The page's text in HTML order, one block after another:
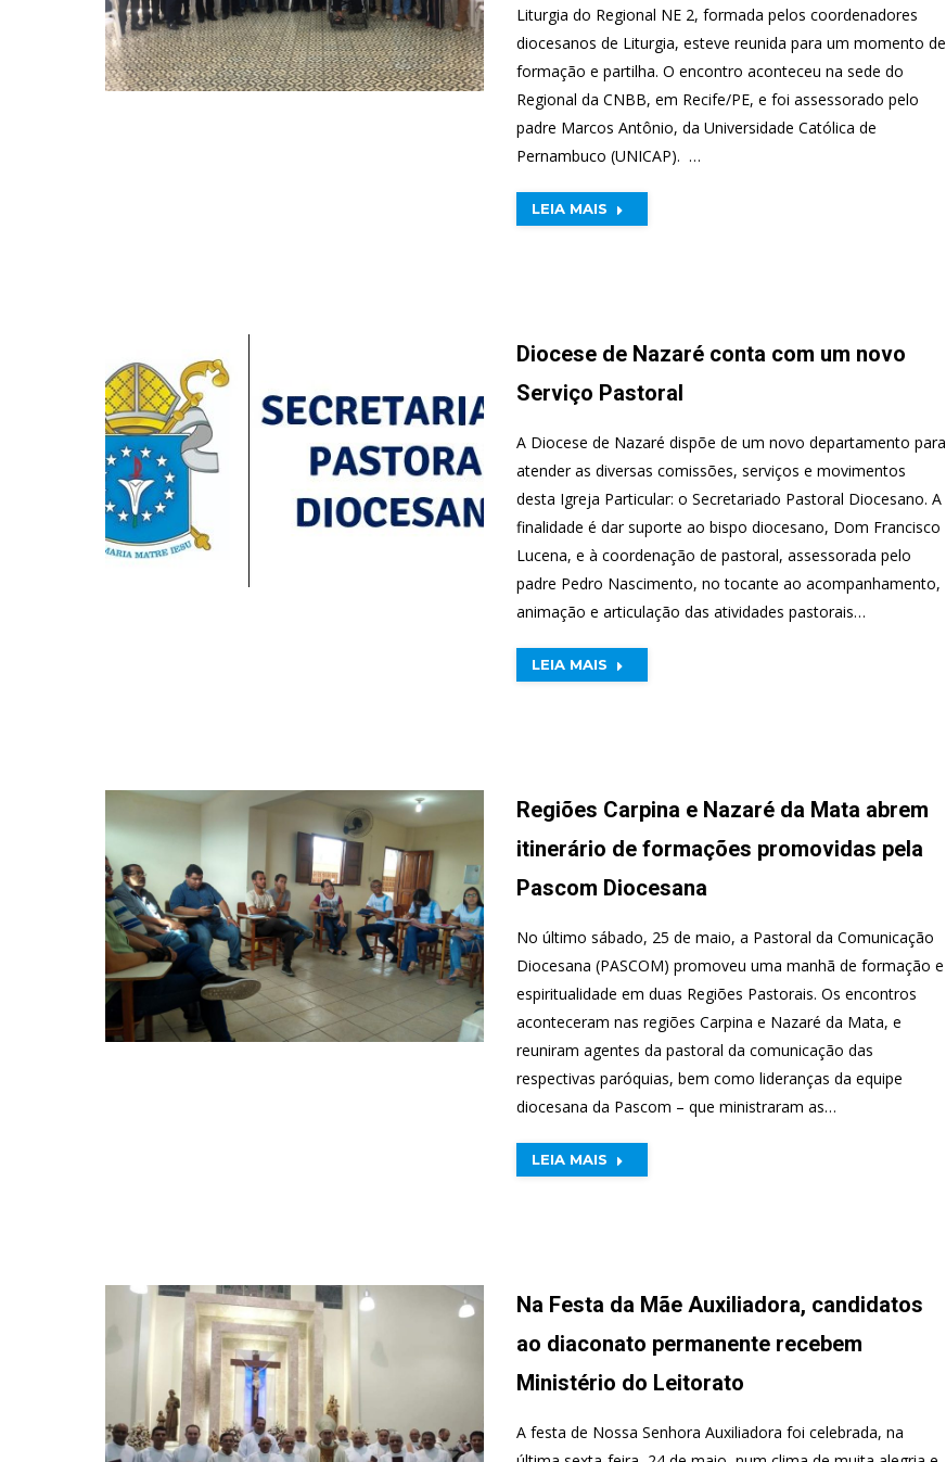
Liturgia do Regional NE 2, formada pelos coordenadores
diocesanos de Liturgia, esteve reunida para um momento de
formação e partilha. O encontro aconteceu na sede do
Regional da CNBB, em Recife/PE, e foi assessorado pelo
padre Marcos Antônio, da Universidade Católica de
Pernambuco (UNICAP). …
LEIA MAIS
Diocese de Nazaré conta com um novo
Serviço Pastoral
A Diocese de Nazaré dispõe de um novo departamento para
atender as diversas comissões, serviços e movimentos
desta Igreja Particular: o Secretariado Pastoral Diocesano. A
finalidade é dar suporte ao bispo diocesano, Dom Francisco
Lucena, e à coordenação de pastoral, assessorada pelo
padre Pedro Nascimento, no tocante ao acompanhamento,
animação e articulação das atividades pastorais…
LEIA MAIS
Regiões Carpina e Nazaré da Mata abrem
itinerário de formações promovidas pela
Pascom Diocesana
No último sábado, 25 de maio, a Pastoral da Comunicação
Diocesana (PASCOM) promoveu uma manhã de formação e
espiritualidade em duas Regiões Pastorais. Os encontros
aconteceram nas regiões Carpina e Nazaré da Mata, e
reuniram agentes da pastoral da comunicação das
respectivas paróquias, bem como lideranças da equipe
diocesana da Pascom – que ministraram as…
LEIA MAIS
Na Festa da Mãe Auxiliadora, candidatos
ao diaconato permanente recebem
Ministério do Leitorato
A festa de Nossa Senhora Auxiliadora foi celebrada, na